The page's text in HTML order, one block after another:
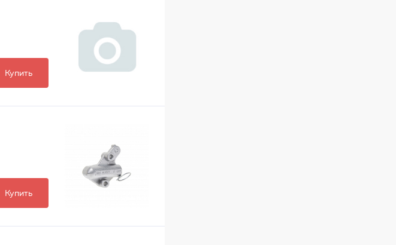
Купить
Купить